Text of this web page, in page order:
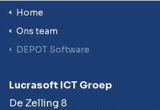
Home
Ons team
DEPOT Software
Lucrasoft ICT Groep
De Zelling 8